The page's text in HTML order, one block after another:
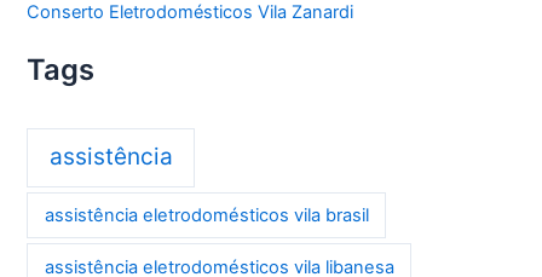
Conserto Eletrodomésticos Vila Zanardi
Tags
assistência
assistência eletrodomésticos vila brasil
assistência eletrodomésticos vila libanesa